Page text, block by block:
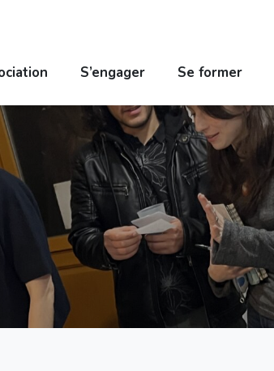
S’engager Se former